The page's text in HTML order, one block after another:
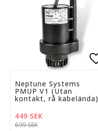
Neptune Systems
PMUP V1 (Utan
kontakt, rå kabelända)
699 SEK
449 SEK